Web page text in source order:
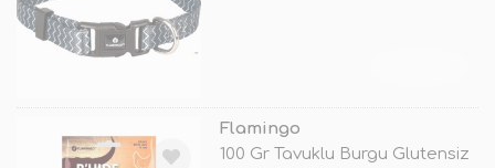
Flamingo
100 Gr Tavuklu Burgu Glutensiz